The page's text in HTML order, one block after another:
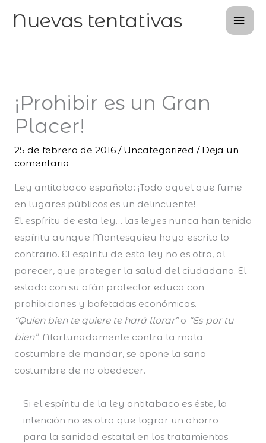
Nuevas tentativas
¡Prohibir es un Gran
Placer!
25 de febrero de 2016 / Uncategorized / Deja un
comentario
Ley antitabaco española: ¡Todo aquel que fume
en lugares públicos es un delincuente!
El espíritu de esta ley… las leyes nunca han tenido
espíritu aunque Montesquieu haya escrito lo
contrario. El espíritu de esta ley no es otro, al
parecer, que proteger la salud del ciudadano. El
estado con su afán protector educa con
prohibiciones y bofetadas económicas.
“Quien bien te quiere te hará llorar”o “Es por tu
bien”. Afortunadamente contra la mala
costumbre de mandar, se opone la sana
costumbre de no obedecer.
Si el espíritu de la ley antitabaco es éste, la
intención no es otra que lograr un ahorro
para la sanidad estatal en los tratamientos